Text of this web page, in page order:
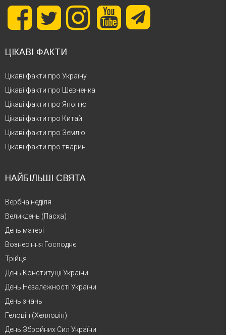
ЦІКАВІ ФАКТИ
Цікаві факти про Україну
Цікаві факти про Шевченка
Цікаві факти про Японію
Цікаві факти про Китай
Цікаві факти про Землю
Цікаві факти про тварин
НАЙБІЛЬШІ СВЯТА
Вербна неділя
Великдень (Пасха)
День матері
Вознесіння Господнє
Трійця
День Конституції України
День Незалежності України
День знань
Геловін (Хелловін)
День Збройних Сил України